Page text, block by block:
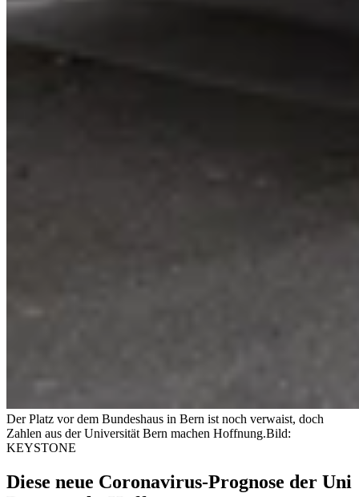
Der Platz vor dem Bundeshaus in Bern ist noch verwaist, doch
Zahlen aus der Universität Bern machen Hoffnung.Bild:
KEYSTONE
Diese neue Coronavirus-Prognose der Uni